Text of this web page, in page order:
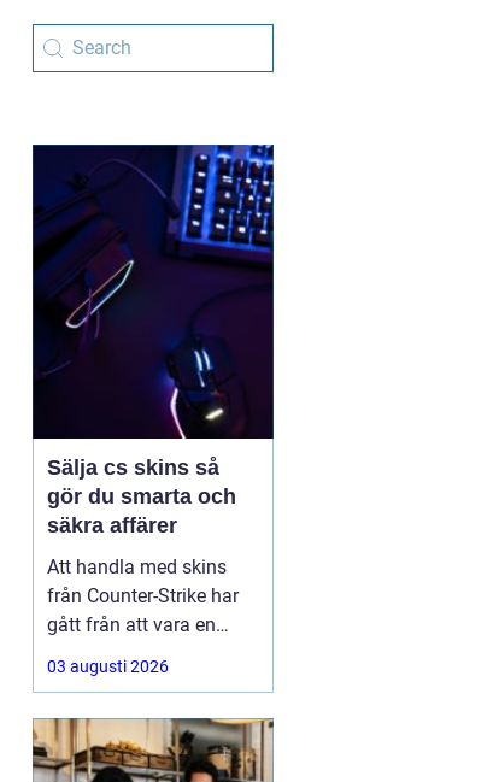
Sälja cs skins så
gör du smarta och
säkra affärer
Att handla med skins
från Counter-Strike har
gått från att vara en
hobby till att bli en riktig
andrahandsmarknad.
sällsynta vapen-skins
kan vara värda tusentals
03 augusti 2026